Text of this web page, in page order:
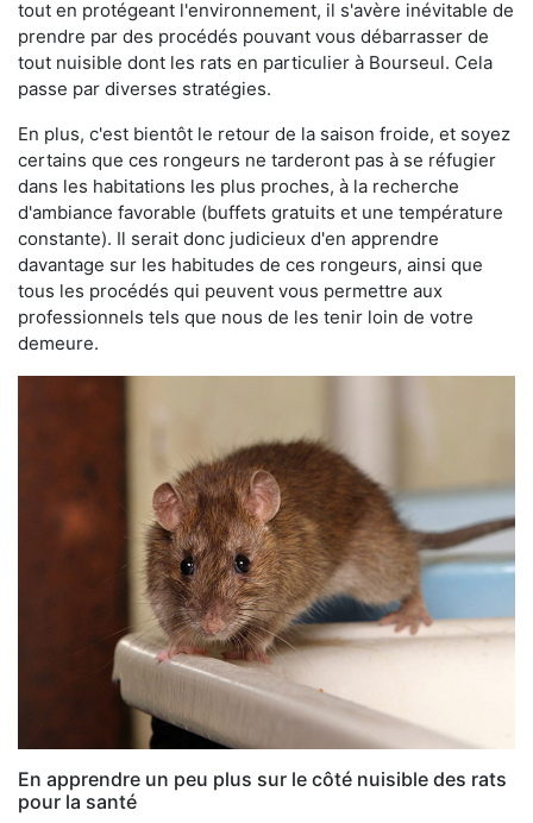
tout en protégeant l'environnement, il s'avère inévitable de
prendre par des procédés pouvant vous débarrasser de
tout nuisible dont les rats en particulier à Bourseul. Cela
passe par diverses stratégies.
En plus, c'est bientôt le retour de la saison froide, et soyez
certains que ces rongeurs ne tarderont pas à se réfugier
dans les habitations les plus proches, à la recherche
d'ambiance favorable (buffets gratuits et une température
constante). Il serait donc judicieux d'en apprendre
davantage sur les habitudes de ces rongeurs, ainsi que
tous les procédés qui peuvent vous permettre aux
professionnels tels que nous de les tenir loin de votre
demeure.
En apprendre un peu plus sur le côté nuisible des rats
pour la santé